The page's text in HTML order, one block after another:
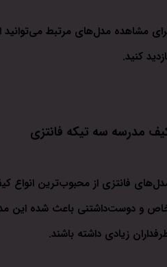
مشاهده مدل‌های مرتبط می‌توانید
کنید.
مدرسه سه تیکه فانتزی
فانتزی از محبوب‌ترین
و دوست‌داشتنی باعث شده این
زیادی داشته باشند.